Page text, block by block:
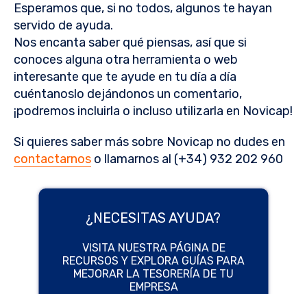
Esperamos que, si no todos, algunos te hayan
servido de ayuda.
Nos encanta saber qué piensas, así que si
conoces alguna otra herramienta o web
interesante que te ayude en tu día a día
cuéntanoslo dejándonos un comentario,
¡podremos incluirla o incluso utilizarla en Novicap!
Si quieres saber más sobre Novicap no dudes en
contactarnos o llamarnos al (+34) 932 202 960
¿NECESITAS AYUDA?
VISITA NUESTRA PÁGINA DE
RECURSOS Y EXPLORA GUÍAS PARA
MEJORAR LA TESORERÍA DE TU
EMPRESA